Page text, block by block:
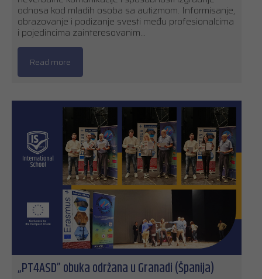
odnosa kod mladih osoba sa autizmom. Informisanje,
obrazovanje i podizanje svesti među profesionalcima
i pojedincima zainteresovanim…
Read more
„PT4ASD” obuka održana u Granadi (Španija)